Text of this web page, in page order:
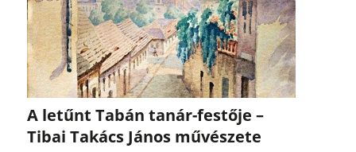
A letűnt Tabán tanár-festője –
Tibai Takács János művészete